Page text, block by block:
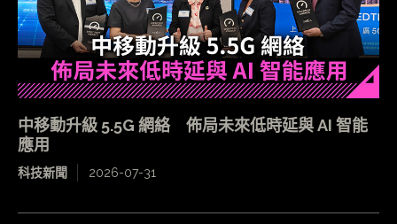
中移動升級 5.5G 網絡 佈局未來低時延與 AI 智能
應用
科技新聞 2026-07-31